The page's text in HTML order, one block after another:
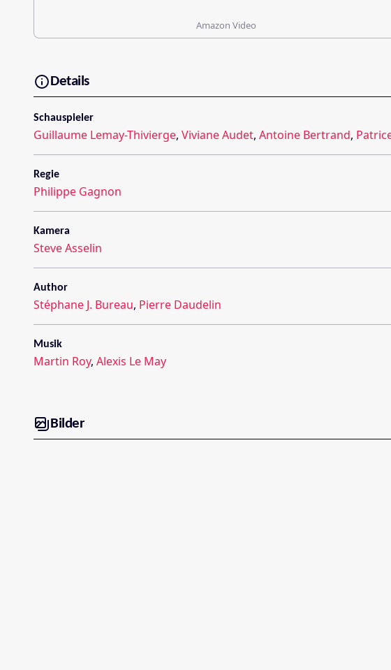
Amazon Video
Details
Schauspieler
Guillaume Lemay-Thivierge, Viviane Audet, Antoine Bertrand,
Regie
Philippe Gagnon
Kamera
Steve Asselin
Author
Stéphane J. Bureau, Pierre Daudelin
Musik
Martin Roy, Alexis Le May
Bilder